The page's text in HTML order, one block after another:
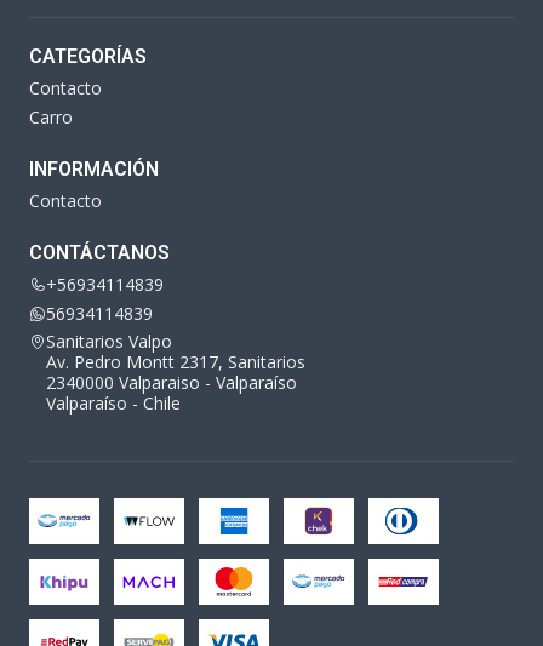
CATEGORÍAS
Contacto
Carro
INFORMACIÓN
Contacto
CONTÁCTANOS
+56934114839
56934114839
Sanitarios Valpo
Av. Pedro Montt 2317, Sanitarios
2340000 Valparaiso - Valparaíso
Valparaíso - Chile